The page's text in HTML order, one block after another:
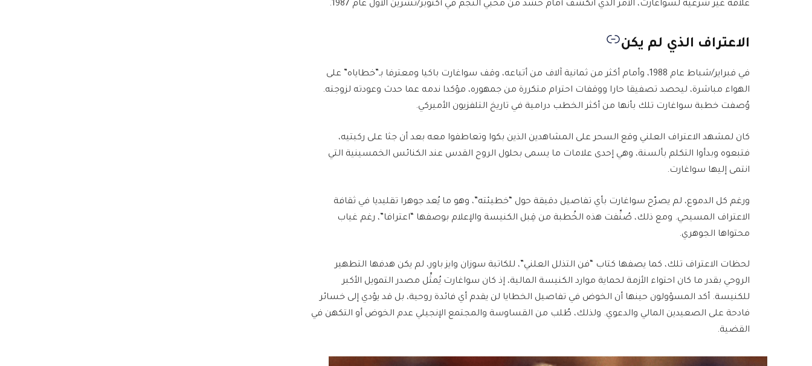
علاقة غير شرعية لسواغارت، الأمر الذي انكشف أمام حشد من محبي النجم في أكتوبر/تشرين الأول عام 1987.
الاعتراف الذي لم يكن
في فبراير/شباط عام 1988، وأمام أكثر من ثمانية آلاف من أتباعه، وقف سواغارت باكيا ومعترفا بـ”خطاياه” على
الهواء مباشرة، ليحصد تصفيقا حارا ووقفات احترام متكررة من جمهوره، مؤكدا ندمه عما حدث وعودته لزوجته.
وُصفت خطبة سواغارت تلك بأنها من أكثر الخطب درامية في تاريخ التلفزيون الأميركي.
كان لمشهد الاعتراف العلني وقع السحر على المشاهدين الذين بكوا وتعاطفوا معه بعد أن جثا على ركبتيه،
فتبعوه وبدأوا التكلم بألسنة، وهي إحدى علامات ما يسمى بحلول الروح القدس عند الكنائس الخمسينية التي
انتمى إليها سواغارت.
ورغم كل الدموع، لم يصرّح سواغارت بأي تفاصيل دقيقة حول “خطيئته”، وهو ما يُعد جوهرا تقليديا في ثقافة
الاعتراف المسيحي. ومع ذلك، صُنِّفت هذه الخُطبة من قِبل الكنيسة والإعلام بوصفها “اعترافا”، رغم غياب
محتواها الجوهري.
لحظات الاعتراف تلك، كما يصفها كتاب “فن التذلل العلني”، للكاتبة سوزان وايز باور، لم يكن هدفها التطهير
الروحي بقدر ما كان احتواء الأزمة لحماية موارد الكنيسة المالية، إذ كان سواغارت يُمثِّل مصدر التمويل الأكبر
للكنيسة. أكد المسؤولون حينها أن الخوض في تفاصيل الخطايا لن يقدم أي فائدة روحية، بل قد يؤدي إلى خسائر
فادحة على الصعيدين المالي والدعوي. ولذلك، طُلب من القساوسة والمجتمع الإنجيلي عدم الخوض أو التكهن في
القضية.